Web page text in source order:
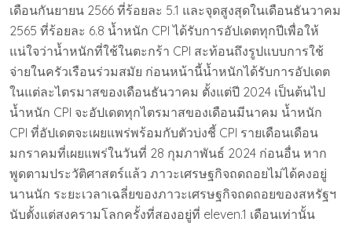
เดือนกันยายน 2566 ที่ร้อยละ 5.1 และจุดสูงสุดในเดือนธันวาคม
2565 ที่ร้อยละ 6.8 น้ำหนัก CPI ได้รับการอัปเดตทุกปีเพื่อให้
แน่ใจว่าน้ำหนักที่ใช้ในตะกร้า CPI สะท้อนถึงรูปแบบการใช้
จ่ายในครัวเรือนร่วมสมัย ก่อนหน้านี้น้ำหนักได้รับการอัปเดต
ในแต่ละไตรมาสของเดือนธันวาคม ตั้งแต่ปี 2024 เป็นต้นไป
น้ำหนัก CPI จะอัปเดตทุกไตรมาสของเดือนมีนาคม น้ำหนัก
CPI ที่อัปเดตจะเผยแพร่พร้อมกับตัวบ่งชี้ CPI รายเดือนเดือน
มกราคมที่เผยแพร่ในวันที่ 28 กุมภาพันธ์ 2024 ก่อนอื่น หาก
พูดตามประวัติศาสตร์แล้ว ภาวะเศรษฐกิจถดถอยไม่ได้คงอยู่
นานนัก ระยะเวลาเฉลี่ยของภาวะเศรษฐกิจถดถอยของสหรัฐฯ
นับตั้งแต่สงครามโลกครั้งที่สองอยู่ที่ eleven.1 เดือนเท่านั้น